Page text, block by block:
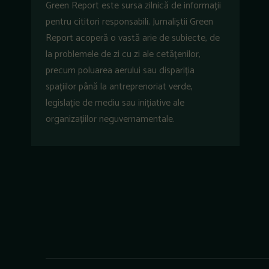
Green Report este sursa zilnică de informații
pentru cititori responsabili. Jurnaliștii Green
Report acoperă o vastă arie de subiecte, de
la problemele de zi cu zi ale cetățenilor,
precum poluarea aerului sau dispariția
spațiilor până la antreprenoriat verde,
legislație de mediu sau inițiative ale
organizațiilor neguvernamentale.